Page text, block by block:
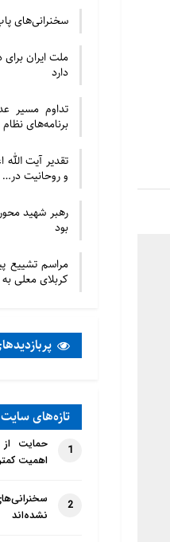
سخنرانی‌های
ملت ایران
دارد
تداوم مسیر
برنامه‌های نظام
تقدیر آیت
و روحانیت در…
رهبر شهید
بود
مراسم تشییع
کربلای معلی
تازه‌‌های سایت
1
حمایت از
اهمیت
2
نشده‌اند